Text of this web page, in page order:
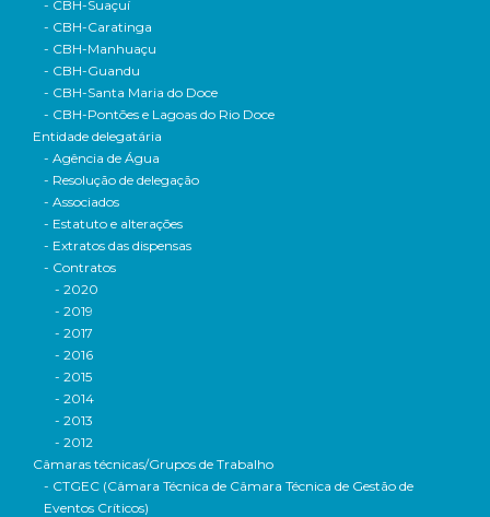
- CBH-Suaçuí
- CBH-Caratinga
- CBH-Manhuaçu
- CBH-Guandu
- CBH-Santa Maria do Doce
- CBH-Pontões e Lagoas do Rio Doce
Entidade delegatária
- Agência de Água
- Resolução de delegação
- Associados
- Estatuto e alterações
- Extratos das dispensas
- Contratos
- 2020
- 2019
- 2017
- 2016
- 2015
- 2014
- 2013
- 2012
Câmaras técnicas/Grupos de Trabalho
- CTGEC (Câmara Técnica de Câmara Técnica de Gestão de
Eventos Críticos)